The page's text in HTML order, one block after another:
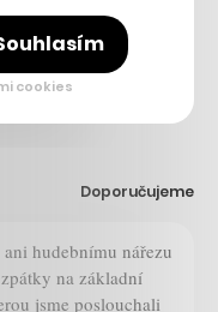
Doporučujeme
hudebnímu nářezu
na základní
jsme poslouchali
cookies